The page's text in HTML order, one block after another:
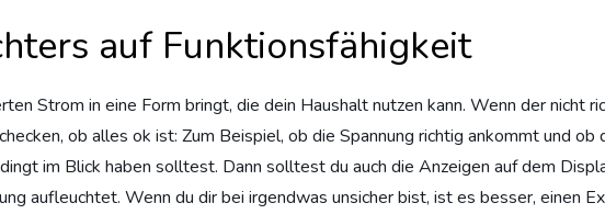
auf Funktionsfähigkeit
Strom in eine Form bringt, die dein Haushalt nutzen kann. Wenn der nicht
ob alles ok ist: Zum Beispiel, ob die Spannung richtig ankommt und ob
im Blick haben solltest. Dann solltest du auch die Anzeigen auf dem
aufleuchtet. Wenn du dir bei irgendwas unsicher bist, ist es besser, einen